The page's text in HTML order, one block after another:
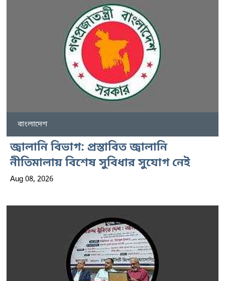
বাংলাদেশ
জ্বালানি বিভাগ: প্রস্তাবিত জ্বালানি
নীতিমালায় বিশেষ সুবিধার সুযোগ নেই
Aug 08, 2026